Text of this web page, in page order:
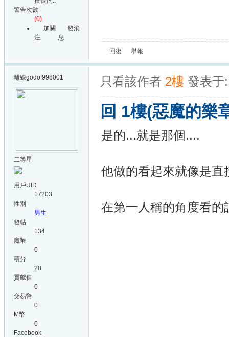
警告次數
(0)
加關
注
發消
息
回復 舉報
離線godof998001
二等星
用戶UID
17203
性別
男生
發帖
134
魔幣
0
積分
28
貢獻值
0
交易幣
0
M幣
0
Facebook
只看該作者 2樓 發表于
回 1樓(惡魔的樂
是的...就是那個....
他做的看起來就像是直
在第一人稱的角度看的